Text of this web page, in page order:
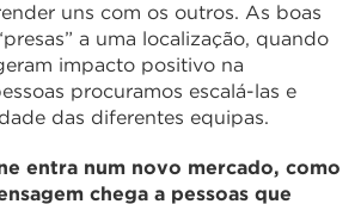
uns com os outros. As boas
a uma localização, quando
impacto positivo na
procuramos escalá-las e
das diferentes equipas.
entra num novo mercado, como
chega a pessoas que